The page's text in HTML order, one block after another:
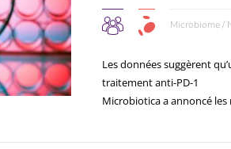
Microbiome /
Les données suggèrent
traitement anti-PD-1
Microbiotica a annoncé les